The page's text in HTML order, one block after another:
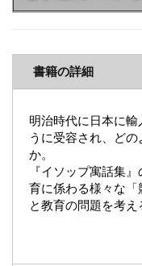
書籍の詳細
明治時代に日本に
うに受容され、ど
か。
『イソップ寓話集
育に係わる様々な
と教育の問題を考え